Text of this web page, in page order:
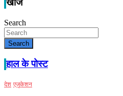
खोज
Search
Search
हाल के पोस्ट
देश एजुकेशन